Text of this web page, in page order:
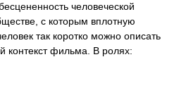
человеческой
с которым вплотную
так коротко можно описать
контекст фильма. В ролях: